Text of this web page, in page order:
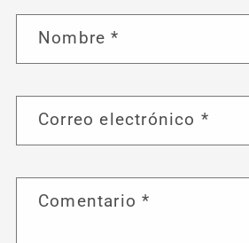
Nombre*
Correo electrónico *
Comentario*